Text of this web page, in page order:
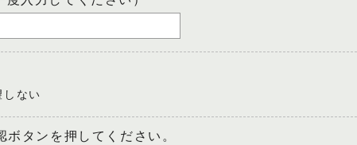
しない
タンを押してください。